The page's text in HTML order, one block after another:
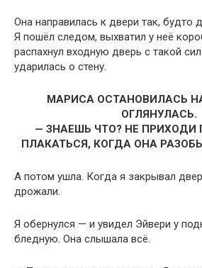
Она направилась к двери так, будто
Я пошёл следом, выхватил у неё
распахнул входную дверь с такой
ударилась о стену.
МАРИСА ОСТАНОВИЛАСЬ
ОГЛЯНУЛАСЬ.
— ЗНАЕШЬ ЧТО? НЕ ПРИХОДИ
ПЛАКАТЬСЯ, КОГДА ОНА
А потом ушла. Когда я закрывал
дрожали.
Я обернулся — и увидел Эйвери у
бледную. Она слышала всё.